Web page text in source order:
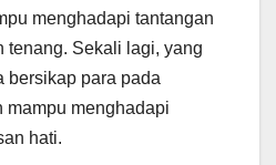
menghadapi tantangan
tenang. Sekali lagi, yang
bersikap para pada
mampu menghadapi
hati.